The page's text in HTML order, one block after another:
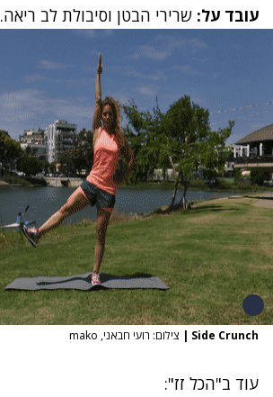
עובד על: שרירי הבטן וסיבולת לב ריאה.
Side Crunch
| צילום: רועי חבאני, mako
עוד ב"הכל זז":